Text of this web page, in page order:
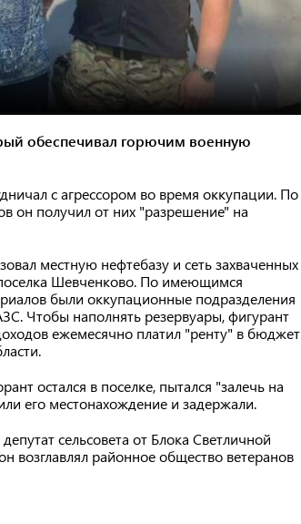
обеспечивал горючим военную
с агрессором во время оккупации. По
он получил от них "разрешение" на
местную нефтебазу и сеть захваченных
Шевченково. По имеющимся
были оккупационные подразделения
Чтобы наполнять резервуары, фигурант
ежемесячно платил "ренту" в бюджет
остался в поселке, пытался "залечь на
его местонахождение и задержали.
сельсовета от Блока Светличной
районное общество ветеранов